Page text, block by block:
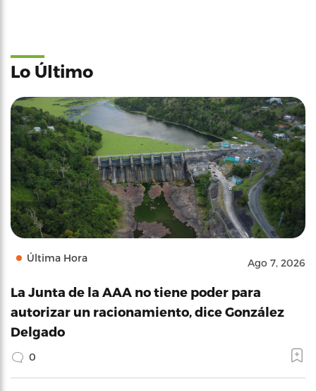
Lo Último
Última Hora Ago 7, 2026
La Junta de la AAA no tiene poder para
autorizar un racionamiento, dice González
Delgado
0